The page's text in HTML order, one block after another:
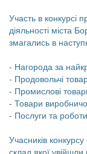
Участь в конкурсі
діяльності міста
змагались в
- Нагорода за
- Продовольчі
- Промислові
- Товари
- Послуги та роботи
Учасників
склад якої